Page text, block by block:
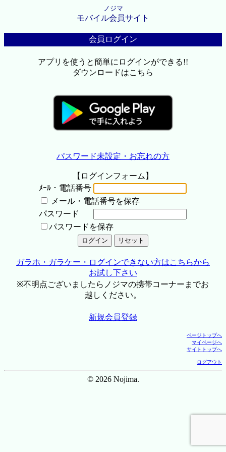
ノジマ
モバイル会員サイト
会員ログイン
アプリを使うと簡単にログインができる!!
ダウンロードはこちら
パスワード未設定・お忘れの方
【ログインフォーム】
ﾒｰﾙ・電話番号
メール・電話番号を保存
パスワード
パスワードを保存
ガラホ・ガラケー・ログインできない方はこちらから
お試し下さい
※不明点ございましたらノジマの携帯コーナーまでお
越しください。
新規会員登録
ページトップへ
マイページへ
サイトトップへ
ログアウト
© 2026 Nojima.